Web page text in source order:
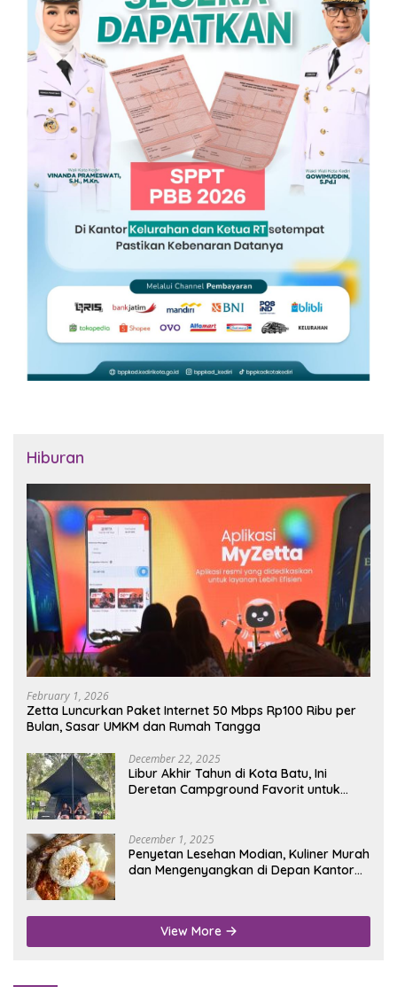
Hiburan
February 1, 2026
Zetta Luncurkan Paket Internet 50 Mbps Rp100 Ribu per
Bulan, Sasar UMKM dan Rumah Tangga
December 22, 2025
Libur Akhir Tahun di Kota Batu, Ini
Deretan Campground Favorit untuk
December 1, 2025
Penyetan Lesehan Modian, Kuliner Murah
dan Mengenyangkan di Depan Kantor
View More